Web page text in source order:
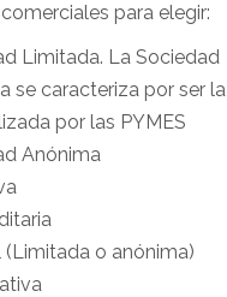
para elegir:
Limitada. La Sociedad
se caracteriza por ser la
por las PYMES
Anónima
(Limitada o anónima)